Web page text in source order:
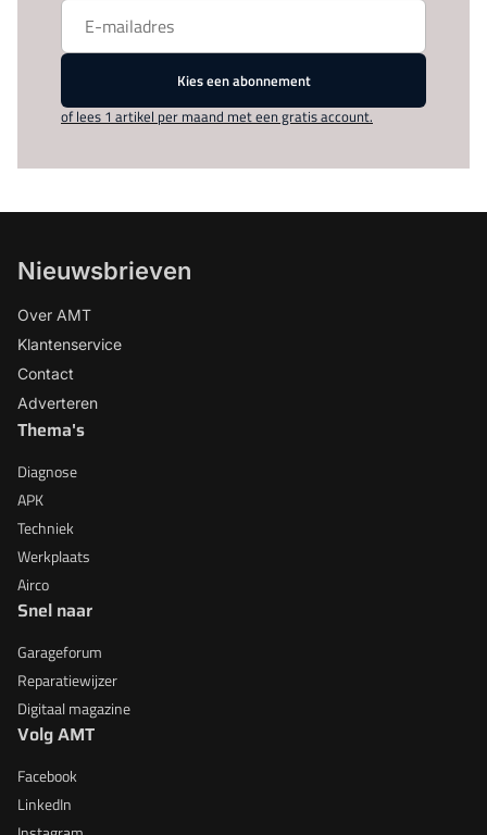
Kies een abonnement
of lees 1 artikel per maand met een gratis account.
Nieuwsbrieven
Over AMT
Klantenservice
Contact
Adverteren
Thema's
Diagnose
APK
Techniek
Werkplaats
Airco
Snel naar
Garageforum
Reparatiewijzer
Digitaal magazine
Volg AMT
Facebook
LinkedIn